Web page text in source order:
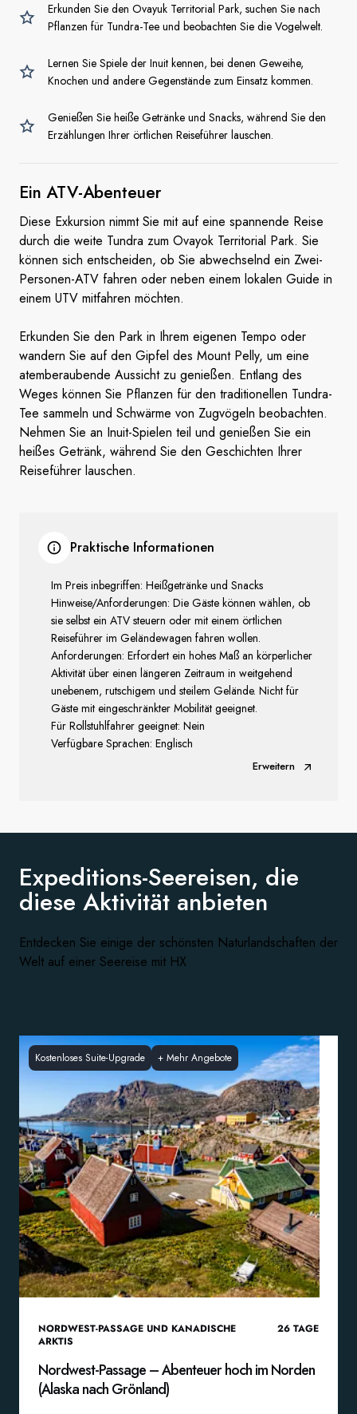
Erkunden Sie den Ovayuk Territorial Park, suchen Sie nach
Pflanzen für Tundra-Tee und beobachten Sie die Vogelwelt.
Lernen Sie Spiele der Inuit kennen, bei denen Geweihe,
Knochen und andere Gegenstände zum Einsatz kommen.
Genießen Sie heiße Getränke und Snacks, während Sie den
Erzählungen Ihrer örtlichen Reiseführer lauschen.
Ein ATV-Abenteuer
Diese Exkursion nimmt Sie mit auf eine spannende Reise
durch die weite Tundra zum Ovayok Territorial Park. Sie
können sich entscheiden, ob Sie abwechselnd ein Zwei-
Personen-ATV fahren oder neben einem lokalen Guide in
einem UTV mitfahren möchten.
Erkunden Sie den Park in Ihrem eigenen Tempo oder
wandern Sie auf den Gipfel des Mount Pelly, um eine
atemberaubende Aussicht zu genießen. Entlang des
Weges können Sie Pflanzen für den traditionellen Tundra-
Tee sammeln und Schwärme von Zugvögeln beobachten.
Nehmen Sie an Inuit-Spielen teil und genießen Sie ein
heißes Getränk, während Sie den Geschichten Ihrer
Reiseführer lauschen.
Praktische Informationen
Im Preis inbegriffen: Heißgetränke und Snacks
Hinweise/Anforderungen: Die Gäste können wählen, ob
sie selbst ein ATV steuern oder mit einem örtlichen
Reiseführer im Geländewagen fahren wollen.
Anforderungen: Erfordert ein hohes Maß an körperlicher
Aktivität über einen längeren Zeitraum in weitgehend
unebenem, rutschigem und steilem Gelände. Nicht für
Gäste mit eingeschränkter Mobilität geeignet.
Für Rollstuhlfahrer geeignet: Nein
Verfügbare Sprachen: Englisch
Erweitern
Expeditions-Seereisen, die
diese Aktivität anbieten
Entdecken Sie einige der schönsten Naturlandschaften der
Welt auf einer Seereise mit HX
Kostenloses Suite-Upgrade + Mehr Angebote
NORDWEST-PASSAGE UND KANADISCHE
ARKTIS
26 TAGE
Nordwest-Passage – Abenteuer hoch im Norden
(Alaska nach Grönland)